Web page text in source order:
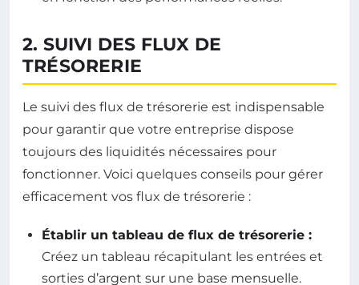
2. SUIVI DES FLUX DE
TRÉSORERIE
Le suivi des flux de trésorerie est indispensable
pour garantir que votre entreprise dispose
toujours des liquidités nécessaires pour
fonctionner. Voici quelques conseils pour gérer
efficacement vos flux de trésorerie :
Établir un tableau de flux de trésorerie :
Créez un tableau récapitulant les entrées et
sorties d’argent sur une base mensuelle.